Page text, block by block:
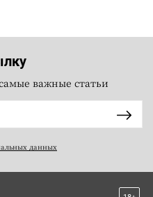
важные статьи
данных